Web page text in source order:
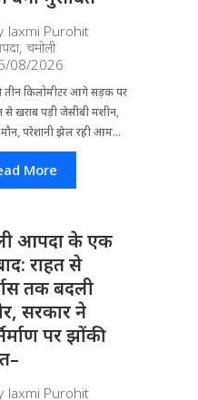
laxmi Purohit
, चमोली
08/2026
तीन किलोमीटर आगे सड़क पर
से खराब पड़ी जेसीबी मशीन,
परेशानी झेल रही आम...
More
आपदा के एक
राहत से
तक बदली
सरकार ने
पर झोंकी
laxmi Purohit